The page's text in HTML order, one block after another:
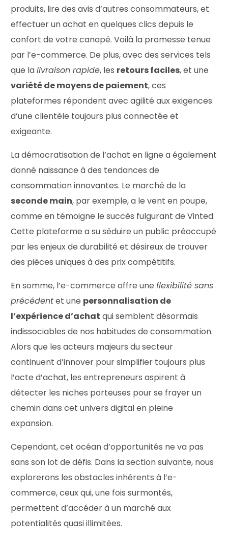
produits, lire des avis d’autres consommateurs, et
effectuer un achat en quelques clics depuis le
confort de votre canapé. Voilà la promesse tenue
par l’e-commerce. De plus, avec des services tels
que lalivraison rapide, les retours faciles, et une
variété de moyens de paiement, ces
plateformes répondent avec agilité aux exigences
d’une clientèle toujours plus connectée et
exigeante.
La démocratisation de l’achat en ligne a également
donné naissance à des tendances de
consommation innovantes. Le marché de la
seconde main, par exemple, a le vent en poupe,
comme en témoigne le succès fulgurant de Vinted.
Cette plateforme a su séduire un public préoccupé
par les enjeux de durabilité et désireux de trouver
des pièces uniques à des prix compétitifs.
En somme, l’e-commerce offre uneflexibilité sans
précédentet une personnalisation de
l’expérience d’achat qui semblent désormais
indissociables de nos habitudes de consommation.
Alors que les acteurs majeurs du secteur
continuent d’innover pour simplifier toujours plus
l’acte d’achat, les entrepreneurs aspirent à
détecter les niches porteuses pour se frayer un
chemin dans cet univers digital en pleine
expansion.
Cependant, cet océan d’opportunités ne va pas
sans son lot de défis. Dans la section suivante, nous
explorerons les obstacles inhérents à l’e-
commerce, ceux qui, une fois surmontés,
permettent d’accéder à un marché aux
potentialités quasi illimitées.